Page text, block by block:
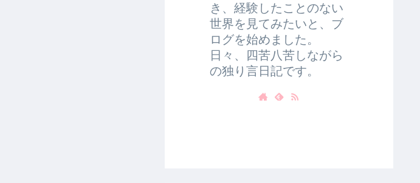
き、経験したことのない
世界を見てみたいと、ブ
ログを始めました。
日々、四苦八苦しながら
の独り言日記です。